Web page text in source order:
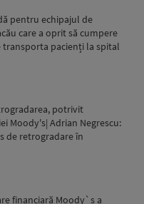
pentru echipajul de
care a oprit să cumpere
transporta pacienți la spital
potrivit
Moody's| Adrian Negrescu:
de retrogradare în
financiară Moody`s a